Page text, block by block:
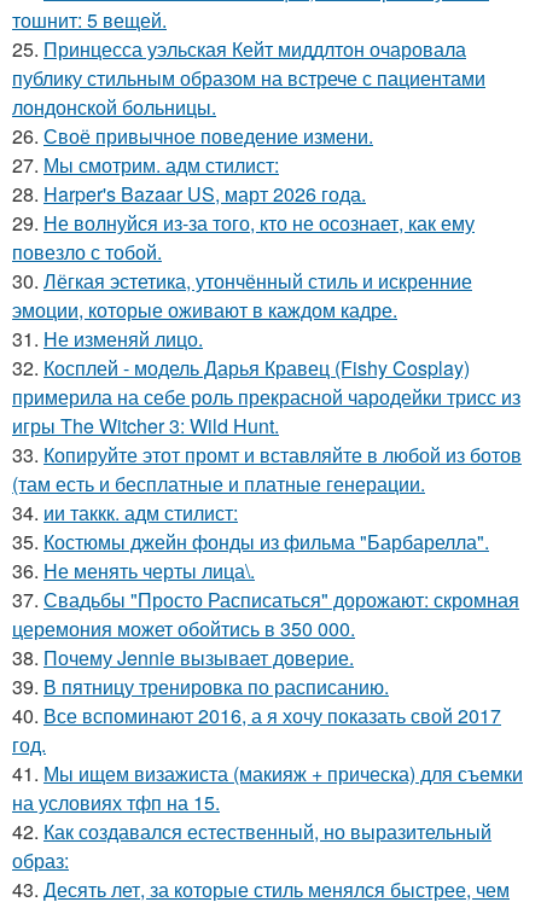
тошнит: 5 вещей.
25. Принцесса уэльская Кейт миддлтон очаровала
публику стильным образом на встрече с пациентами
лондонской больницы.
26. Своё привычное поведение измени.
27. Мы смотрим. адм стилист:
28. Harper's Bazaar US, март 2026 года.
29. Не волнуйся из-за того, кто не осознает, как ему
повезло с тобой.
30. Лёгкая эстетика, утончённый стиль и искренние
эмоции, которые оживают в каждом кадре.
31. Не изменяй лицо.
32. Косплей - модель Дарья Кравец (Fishy Cosplay)
примерила на себе роль прекрасной чародейки трисс из
игры The Witcher 3: Wild Hunt.
33. Копируйте этот промт и вставляйте в любой из ботов
(там есть и бесплатные и платные генерации.
34. ии таккк. адм стилист:
35. Костюмы джейн фонды из фильма "Барбарелла".
36. Не менять черты лица\.
37. Свадьбы "Просто Расписаться" дорожают: скромная
церемония может обойтись в 350 000.
38. Почему Jennie вызывает доверие.
39. В пятницу тренировка по расписанию.
40. Все вспоминают 2016, а я хочу показать свой 2017
год.
41. Мы ищем визажиста (макияж + прическа) для съемки
на условиях тфп на 15.
42. Как создавался естественный, но выразительный
образ:
43. Десять лет, за которые стиль менялся быстрее, чем